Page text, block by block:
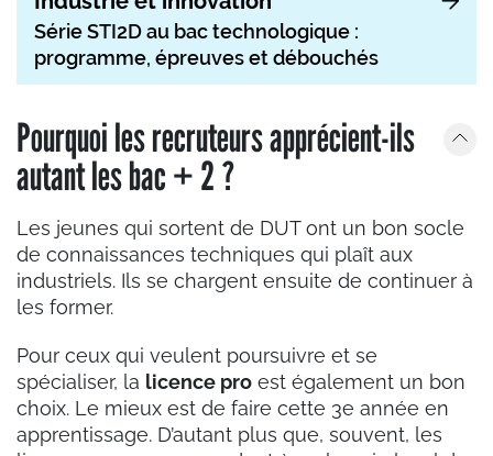
Série STI2D au bac technologique :
programme, épreuves et débouchés
Pourquoi les recruteurs apprécient-ils
autant les bac + 2 ?
Les jeunes qui sortent de DUT ont un bon socle
de connaissances techniques qui plaît aux
industriels. Ils se chargent ensuite de continuer à
les former.
Pour ceux qui veulent poursuivre et se
spécialiser, la licence pro est également un bon
choix. Le mieux est de faire cette 3e année en
apprentissage. D’autant plus que, souvent, les